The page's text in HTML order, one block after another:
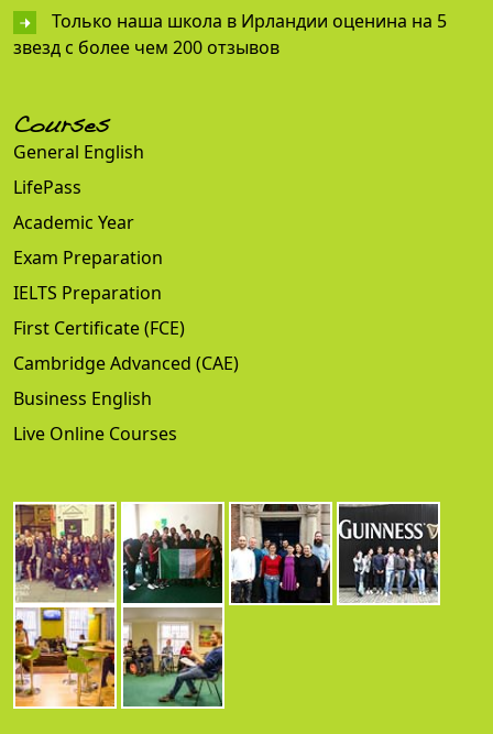
Только наша школа в Ирландии оценина на 5
звезд с более чем 200 отзывов
Courses
General English
LifePass
Academic Year
Exam Preparation
IELTS Preparation
First Certificate (FCE)
Cambridge Advanced (CAE)
Business English
Live Online Courses